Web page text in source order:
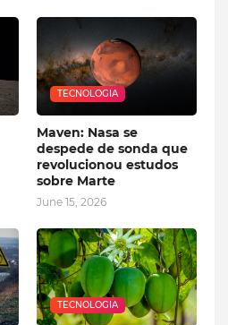
TECNOLOGIA
Maven: Nasa se
despede de sonda que
revolucionou estudos
sobre Marte
June 15, 2026
TECNOLOGIA